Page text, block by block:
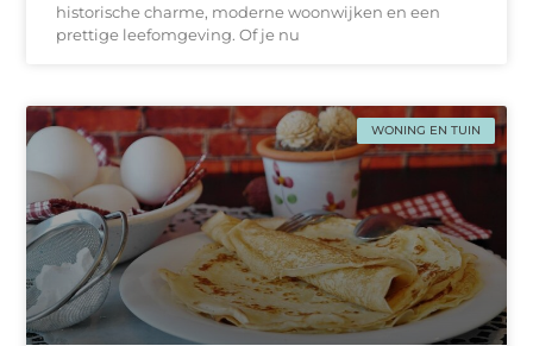
historische charme, moderne woonwijken en een
prettige leefomgeving. Of je nu
WONING EN TUIN